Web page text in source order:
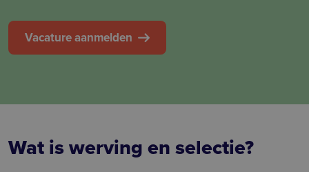
Vacature aanmelden
Wat is werving en selectie?